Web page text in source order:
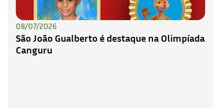
08/07/2026
São João Gualberto é destaque na Olimpíada
Canguru